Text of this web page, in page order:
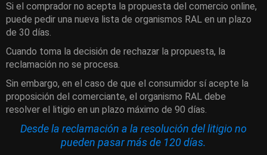
Si el comprador no acepta la propuesta del comercio online,
puede pedir una nueva lista de organismos RAL en un plazo
de 30 días.
Cuando toma la decisión de rechazar la propuesta, la
reclamación no se procesa.
Sin embargo, en el caso de que el consumidor sí acepte la
proposición del comerciante, el organismo RAL debe
resolver el litigio en un plazo máximo de 90 días.
Desde la reclamación a la resolución del litigio no
pueden pasar más de 120 días.